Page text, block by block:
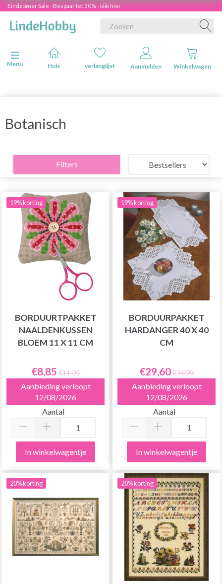
Eindzomer Sale - Bespaar tot 50% - klik hier
Navigatie in-/uitschakelen
Menu
Huis verlanglijst Aanmelden Winkelwagen
Botanisch
Filters
19% korting
BORDUURTPAKKET
NAALDENKUSSEN
BLOEM 11 X 11 CM
€8,85 €11,05
Aanbieding verloopt
12/08/2026
Aantal
In winkelwagentje
19% korting
BORDUURPAKKET
HARDANGER 40 X 40
CM
€29,60€36,99
Aanbieding verloopt
12/08/2026
Aantal
In winkelwagentje
20% korting 20% korting